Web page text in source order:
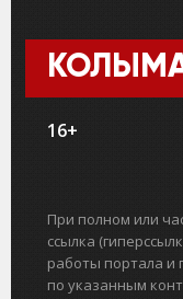
16+
При полном или
ссылка
работы портала
по указанным